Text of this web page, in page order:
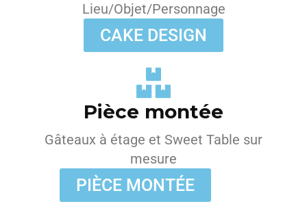
Lieu/Objet/Personnage
CAKE DESIGN
Pièce montée
Gâteaux à étage et Sweet Table sur
mesure
PIÈCE MONTÉE